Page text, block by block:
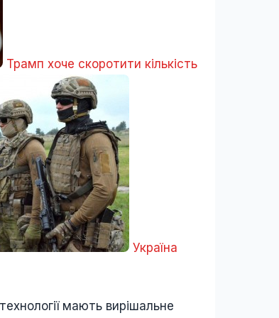
Трамп хоче скоротити кількість
Україна
мають вирішальне